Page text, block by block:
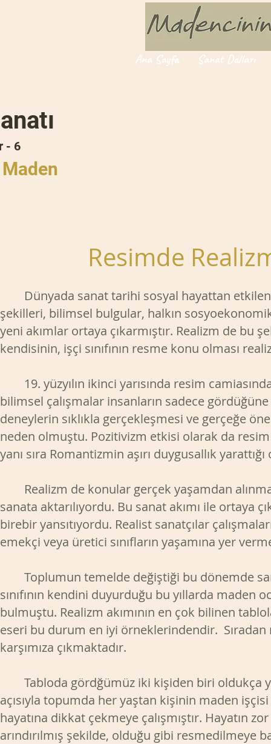
Ana Sayfa Sanat Dalları
- 6
Resimde
Dünyada sanat tarihi sosyal hayattan
şekilleri, bilimsel bulgular, halkın
yeni akımlar ortaya çıkarmıştır. Realizm de bu
kendisinin, işçi sınıfının resme konu olması
19. yüzyılın ikinci yarısında resim
bilimsel çalışmalar insanların sadece
deneylerin sıklıkla gerçekleşmesi ve gerçeğe
neden olmuştu. Pozitivizm etkisi olarak da resim
yanı sıra Romantizmin aşırı duygusallık
Realizm de konular gerçek yaşamdan
sanata aktarılıyordu. Bu sanat akımı ile ortaya
birebir yansıtıyordu. Realist sanatçılar
emekçi veya üretici sınıfların yaşamına yer
Toplumun temelde değiştiği bu dönemde
sınıfının kendini duyurduğu bu yıllarda
bulmuştu. Realizm akımının en çok bilinen
eseri bu durum en iyi örneklerindendir.
karşımıza çıkmaktadır.
Tabloda gördğümüz iki kişiden biri oldukça
açısıyla topumda her yaştan kişinin maden işçisi
hayatına dikkat çekmeye çalışmıştır. Hayatın
arındırılmış şekilde, olduğu gibi resmedilmeye